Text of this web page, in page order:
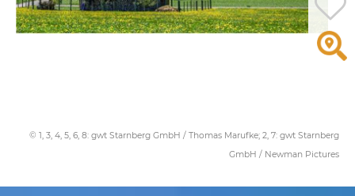
© 1, 3, 4, 5, 6, 8: gwt Starnberg GmbH / Thomas Marufke; 2, 7: gwt Starnberg
GmbH / Newman Pictures